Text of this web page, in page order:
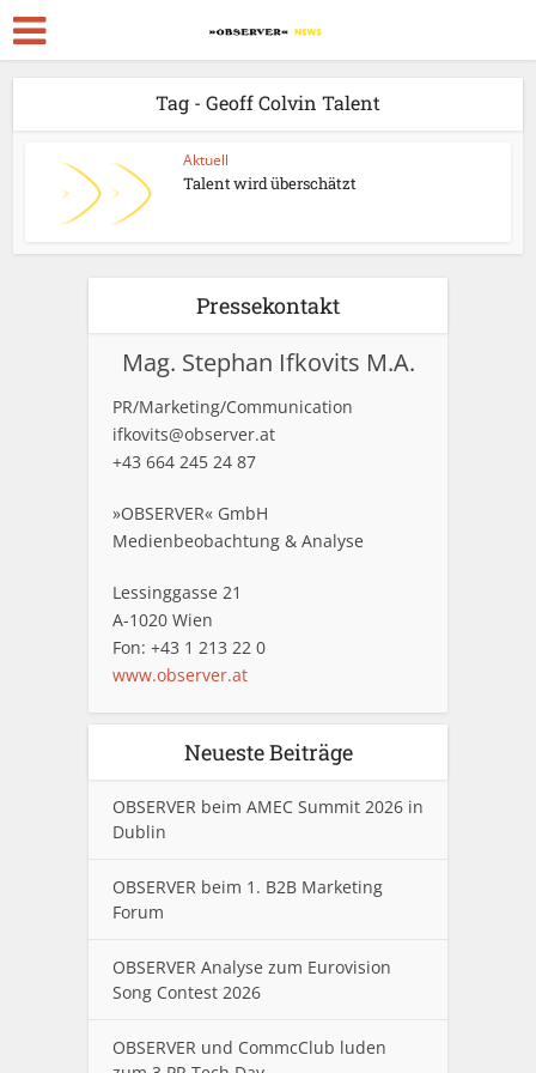
Tag - Geoff Colvin Talent
Aktuell
Talent wird überschätzt
Pressekontakt
Mag. Stephan Ifkovits M.A.
PR/Marketing/Communication
ifkovits@observer.at
+43 664 245 24 87
»OBSERVER« GmbH
Medienbeobachtung & Analyse
Lessinggasse 21
A-1020 Wien
Fon: +43 1 213 22 0
www.observer.at
Neueste Beiträge
OBSERVER beim AMEC Summit 2026 in
Dublin
OBSERVER beim 1. B2B Marketing
Forum
OBSERVER Analyse zum Eurovision
Song Contest 2026
OBSERVER und CommcClub luden